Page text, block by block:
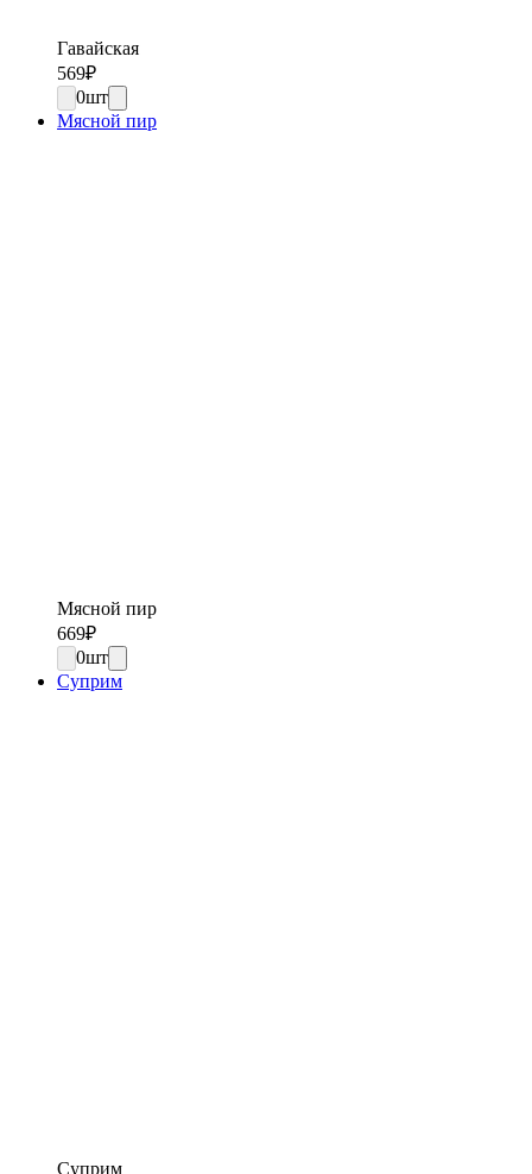
Гавайская
569₽
0шт
Мясной пир
Мясной пир
669₽
0шт
Суприм
Суприм